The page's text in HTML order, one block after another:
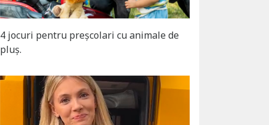
4 jocuri pentru preșcolari cu animale de
pluș.